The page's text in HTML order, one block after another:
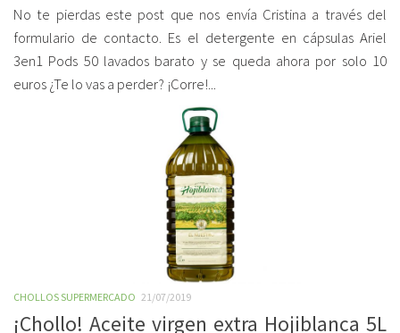
No te pierdas este post que nos envía Cristina a través del
formulario de contacto. Es el detergente en cápsulas Ariel
3en1 Pods 50 lavados barato y se queda ahora por solo 10
euros ¿Te lo vas a perder? ¡Corre!...
CHOLLOS SUPERMERCADO 21/07/2019
¡Chollo! Aceite virgen extra Hojiblanca 5L